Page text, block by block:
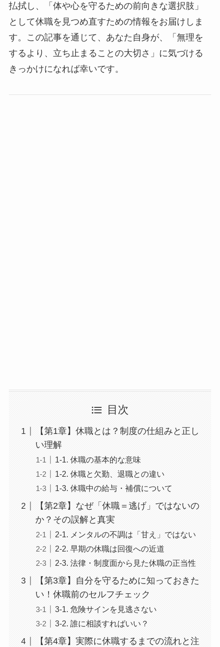
払拭し、「体や心を守るための前向きな選択肢」
として休職を見つめ直すための情報をお届けしま
す。
この記事を通じて、あなた自身が、「無理を
するより、立ち止まることの大切さ」に気づける
きっかけになれば幸いです。
目次
【第1章】休職とは？制度の仕組みと正し
い理解
1-1. 休職の基本的な意味
1-2. 休職と欠勤、退職との違い
1-3. 休職中の給与・補償について
【第2章】なぜ「休職＝逃げ」ではないの
か？その誤解と真実
2-1. メンタルの不調は「甘え」ではない
2-2. 早期の休職は回復への近道
2-3. 法律・制度面から見た休職の正当性
【第3章】自分を守るために知っておきた
い！休職前のセルフチェック
3-1. 危険サインを見逃さない
3-2. 誰に相談すればいい？
【第4章】実際に休職するまでの流れと注